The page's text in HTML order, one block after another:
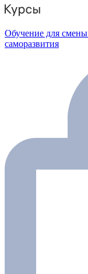
Обучение для смены
саморазвития